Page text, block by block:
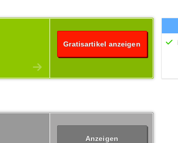
Gratisartikel anzeigen
Anzeigen